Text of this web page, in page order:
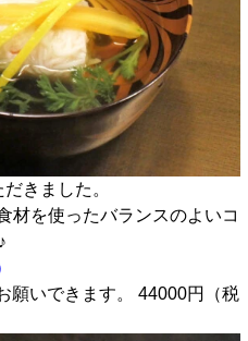
きました。
材を使ったバランスのよいコ
願いできます。 44000円（税